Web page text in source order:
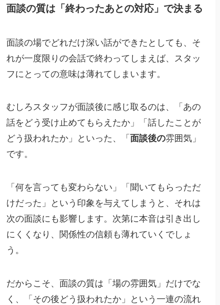
面談の質は「終わったあとの対応」で決まる
面談の場でどれだけ深い話ができたとしても、そ
れが一度限りの会話で終わってしまえば、スタッ
フにとっての意味は薄れてしまいます。
むしろスタッフが面談後に感じ取るのは、「あの
話をどう受け止めてもらえたか」「話したことが
どう扱われたか」といった、「 面談後の雰囲気」
です。
「何を言っても変わらない」「聞いてもらっただ
けだった」という印象を与えてしまうと、それは
次の面談にも影響します。次第に本音は引き出し
にくくなり、関係性の信頼も薄れていくでしょ
う。
だからこそ、面談の質は「場の雰囲気」だけでな
く、「その後どう扱われたか」という一連の流れ